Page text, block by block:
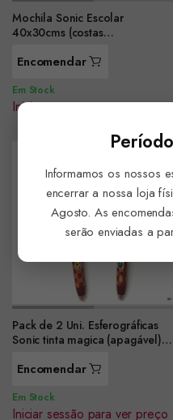
Mochila Sonic Escolar
40x30cms (costas
Encomendar
Em Stock
Iniciar sessão para ver preço
Pack de 2 Uni. Esferográficas
Sonic tinta magica (apagável)
Encomendar
Em Stock
Iniciar sessão para ver preço
Informamos os nossos
encerrar a nossa loja
Agosto. As
serão enviadas a